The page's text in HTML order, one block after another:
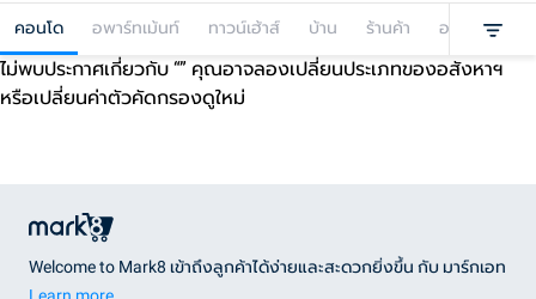
คอนโด อพาร์ทเม้นท์ ทาวน์เฮ้าส์ บ้าน ร้านค้า อาคารพาณิช
ไม่พบประกาศเกี่ยวกับ “” คุณอาจลองเปลี่ยนประเภทของอสังหาฯ
หรือเปลี่ยนค่าตัวคัดกรองดูใหม่
Welcome to Mark8 เข้าถึงลูกค้าได้ง่ายและสะดวกยิ่งขึ้น กับ มาร์กเอท